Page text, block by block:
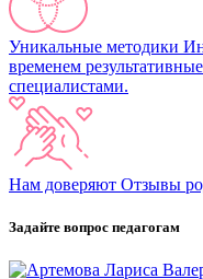
Уникальные методики
временем
специалистами.
Нам доверяют Отзывы
Задайте вопрос педагогам